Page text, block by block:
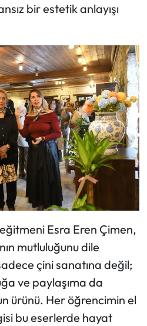
bir estetik anlayışı
Esra Eren Çimen,
mutluluğunu dile
çini sanatına değil;
ve paylaşıma da
ürünü. Her öğrencimin el
bu eserlerde hayat